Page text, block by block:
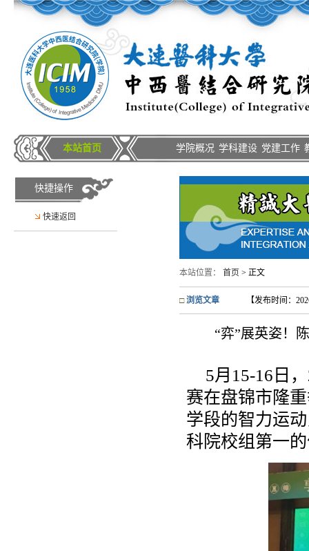
本站首页 学院概况 学科建设 党建工作
快捷操作
快速返回
本站位置： 首页 > 正文
□浏览文章 【发布时间：
“弈”展英姿！
5月15-16日
赛在盘锦市隆
学段的智力运
科院校组第一